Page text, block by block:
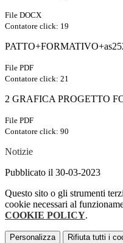
File DOCX
Contatore click: 19
File PDF
Contatore click: 21
2 GRAFICA PROGETTO
File PDF
Contatore click: 90
Notizie
Pubblicato il 30-03-2023
Questo sito o gli strumenti
cookie necessari al
COOKIE POLICY.
Personalizza Rifiuta tutti i